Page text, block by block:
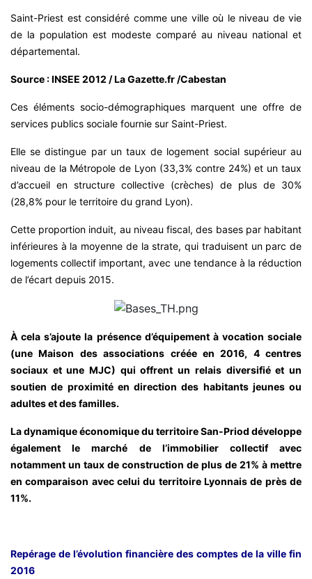
Saint-Priest est considéré comme une ville où le niveau de vie
de la population est modeste comparé au niveau national et
départemental.
Source : INSEE 2012 / La Gazette.fr /Cabestan
Ces éléments socio-démographiques marquent une offre de
services publics sociale fournie sur Saint-Priest.
Elle se distingue par un taux de logement social supérieur au
niveau de la Métropole de Lyon (33,3% contre 24%) et un taux
d’accueil en structure collective (crèches) de plus de 30%
(28,8% pour le territoire du grand Lyon).
Cette proportion induit, au niveau fiscal, des bases par habitant
inférieures à la moyenne de la strate, qui traduisent un parc de
logements collectif important, avec une tendance à la réduction
de l’écart depuis 2015.
À cela s’ajoute la présence d’équipement à vocation sociale
(une Maison des associations créée en 2016, 4 centres
sociaux et une MJC) qui offrent un relais diversifié et un
soutien de proximité en direction des habitants jeunes ou
adultes et des familles.
La dynamique économique du territoire San-Priod développe
également le marché de l’immobilier collectif avec
notamment un taux de construction de plus de 21% à mettre
en comparaison avec celui du territoire Lyonnais de près de
11%.
Repérage de l’évolution financière des comptes de la ville fin
2016